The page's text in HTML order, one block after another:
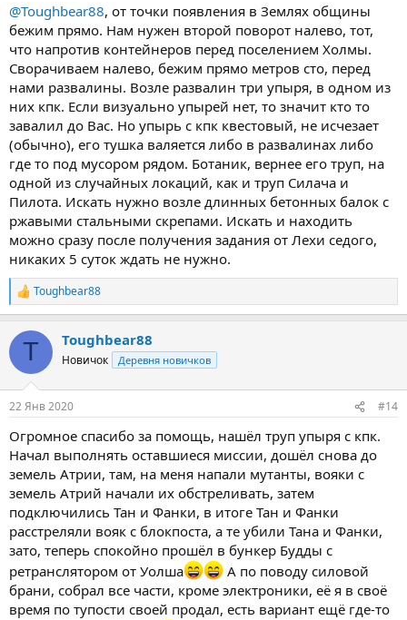
@Toughbear88, от точки появления в Землях общины
бежим прямо. Нам нужен второй поворот налево, тот,
что напротив контейнеров перед поселением Холмы.
Сворачиваем налево, бежим прямо метров сто, перед
нами развалины. Возле развалин три упыря, в одном из
них кпк. Если визуально упырей нет, то значит кто то
завалил до Вас. Но упырь с кпк квестовый, не исчезает
(обычно), его тушка валяется либо в развалинах либо
где то под мусором рядом. Ботаник, вернее его труп, на
одной из случайных локаций, как и труп Силача и
Пилота. Искать нужно возле длинных бетонных балок с
ржавыми стальными скрепами. Искать и находить
можно сразу после получения задания от Лехи седого,
никаких 5 суток ждать не нужно.
Р
е
к
и
Toughbear88
T Toughbear88
Новичок Деревня новичков
22 Янв 2020 #14
Огромное спасибо за помощь, нашёл труп упыря с кпк.
Начал выполнять оставшиеся миссии, дошёл снова до
земель Атрии, там, на меня напали мутанты, вояки с
земель Атрий начали их обстреливать, затем
подключились Тан и Фанки, в итоге Тан и Фанки
расстреляли вояк с блокпоста, а те убили Тана и Фанки,
зато, теперь спокойно прошёл в бункер Будды с
ретранслятором от Уолша
А по поводу силовой
брани, собрал все части, кроме электроники, её я в своё
время по тупости своей продал, есть вариант ещё где-то